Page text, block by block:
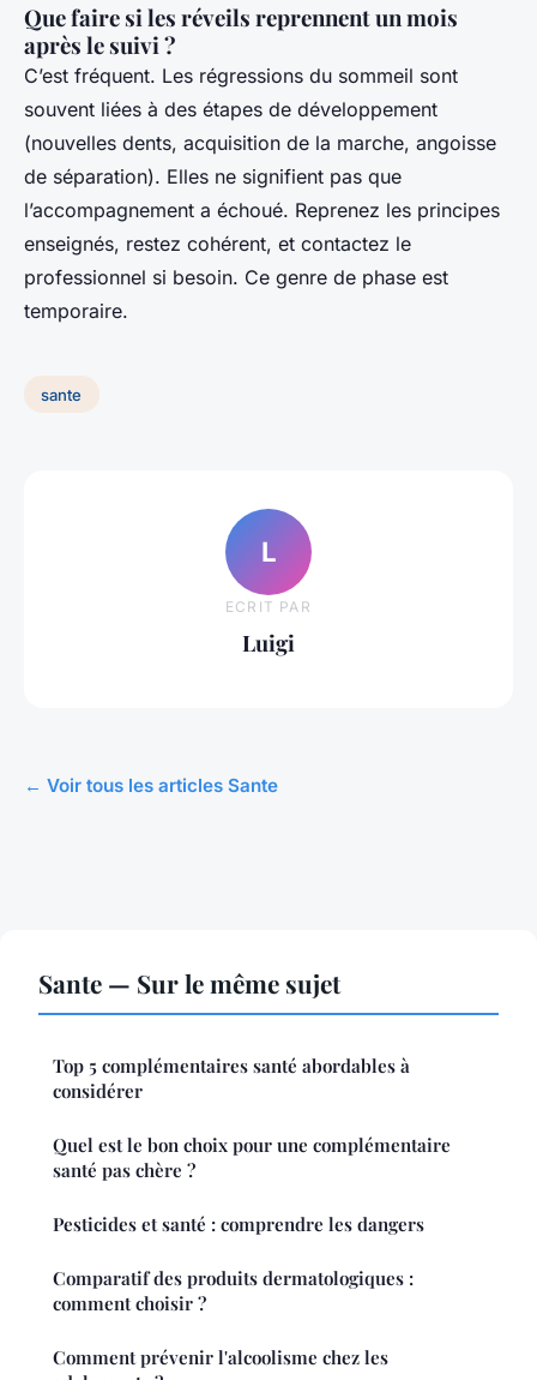
Que faire si les réveils reprennent un mois
après le suivi ?
C’est fréquent. Les régressions du sommeil sont
souvent liées à des étapes de développement
(nouvelles dents, acquisition de la marche, angoisse
de séparation). Elles ne signifient pas que
l’accompagnement a échoué. Reprenez les principes
enseignés, restez cohérent, et contactez le
professionnel si besoin. Ce genre de phase est
temporaire.
sante
L
ECRIT PAR
Luigi
← Voir tous les articles Sante
Sante — Sur le même sujet
Top 5 complémentaires santé abordables à
considérer
Quel est le bon choix pour une complémentaire
santé pas chère ?
Pesticides et santé : comprendre les dangers
Comparatif des produits dermatologiques :
comment choisir ?
Comment prévenir l'alcoolisme chez les